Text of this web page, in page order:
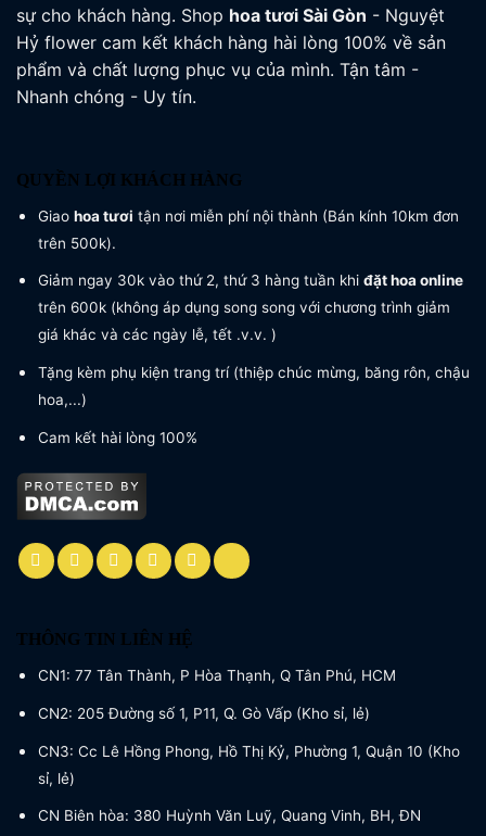
sự cho khách hàng. Shop hoa tươi Sài Gòn - Nguyệt
Hỷ flower cam kết khách hàng hài lòng 100% về sản
phẩm và chất lượng phục vụ của mình. Tận tâm -
Nhanh chóng - Uy tín.
QUYỀN LỢI KHÁCH HÀNG
Giao hoa tươi tận nơi miễn phí nội thành (Bán kính 10km đơn
trên 500k).
Giảm ngay 30k vào thứ 2, thứ 3 hàng tuần khi đặt hoa online
trên 600k (không áp dụng song song với chương trình giảm
giá khác và các ngày lễ, tết .v.v. )
Tặng kèm phụ kiện trang trí (thiệp chúc mừng, băng rôn, chậu
hoa,...)
Cam kết hài lòng 100%
THÔNG TIN LIÊN HỆ
CN1: 77 Tân Thành, P Hòa Thạnh, Q Tân Phú, HCM
CN2: 205 Đường số 1, P11, Q. Gò Vấp (Kho sỉ, lẻ)
CN3: Cc Lê Hồng Phong, Hồ Thị Kỷ, Phường 1, Quận 10 (Kho
sỉ, lẻ)
CN Biên hòa: 380 Huỳnh Văn Luỹ, Quang Vinh, BH, ĐN